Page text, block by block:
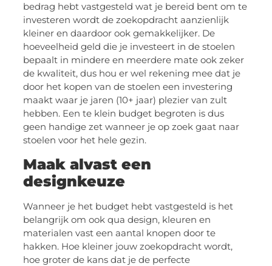
bedrag hebt vastgesteld wat je bereid bent om te
investeren wordt de zoekopdracht aanzienlijk
kleiner en daardoor ook gemakkelijker. De
hoeveelheid geld die je investeert in de stoelen
bepaalt in mindere en meerdere mate ook zeker
de kwaliteit, dus hou er wel rekening mee dat je
door het kopen van de stoelen een investering
maakt waar je jaren (10+ jaar) plezier van zult
hebben. Een te klein budget begroten is dus
geen handige zet wanneer je op zoek gaat naar
stoelen voor het hele gezin.
Maak alvast een
designkeuze
Wanneer je het budget hebt vastgesteld is het
belangrijk om ook qua design, kleuren en
materialen vast een aantal knopen door te
hakken. Hoe kleiner jouw zoekopdracht wordt,
hoe groter de kans dat je de perfecte